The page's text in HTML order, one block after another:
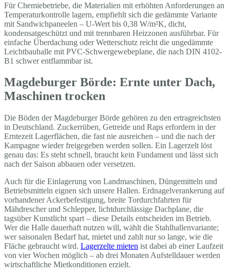
Für Chemiebetriebe, die Materialien mit erhöhten Anforderungen an
Temperaturkontrolle lagern, empfiehlt sich die gedämmte Variante
mit Sandwichpaneelen – U-Wert bis 0,38 W/m²K, dicht,
kondensatgeschützt und mit trennbaren Heizzonen ausführbar. Für
einfache Überdachung oder Wetterschutz reicht die ungedämmte
Leichtbauhalle mit PVC-Schwergewebeplane, die nach DIN 4102-
B1 schwer entflammbar ist.
Magdeburger Börde: Ernte unter Dach,
Maschinen trocken
Die Böden der Magdeburger Börde gehören zu den ertragreichsten
in Deutschland. Zuckerrüben, Getreide und Raps erfordern in der
Erntezeit Lagerflächen, die fast nie ausreichen – und die nach der
Kampagne wieder freigegeben werden sollen. Ein Lagerzelt löst
genau das: Es steht schnell, braucht kein Fundament und lässt sich
nach der Saison abbauen oder versetzen.
Auch für die Einlagerung von Landmaschinen, Düngemitteln und
Betriebsmitteln eignen sich unsere Hallen. Erdnagelverankerung auf
vorhandener Ackerbefestigung, breite Tordurchfahrten für
Mähdrescher und Schlepper, lichtdurchlässige Dachplane, die
tagsüber Kunstlicht spart – diese Details entscheiden im Betrieb.
Wer die Halle dauerhaft nutzen will, wählt die Stahlhallenvariante;
wer saisonalen Bedarf hat, mietet und zahlt nur so lange, wie die
Fläche gebraucht wird. Lagerzelte mieten ist dabei ab einer Laufzeit
von vier Wochen möglich – ab drei Monaten Aufstelldauer werden
wirtschaftliche Mietkonditionen erzielt.